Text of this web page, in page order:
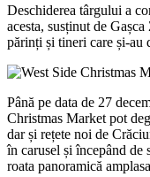
Deschiderea târgului a
acesta, susținut de
părinți și tineri care și-au
Până pe data de 27
Christmas Market pot
dar și rețete noi de
în carusel și începând de
roata panoramică